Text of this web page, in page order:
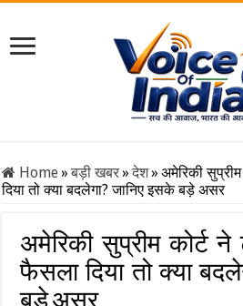
Home» बड़ी खबर» देश» अमेरिकी
दिया तो क्या बदलेगा? जानिए इसके बड़े असर
अमेरिकी सुप्रीम कोर्ट
फैसला दिया तो क्या